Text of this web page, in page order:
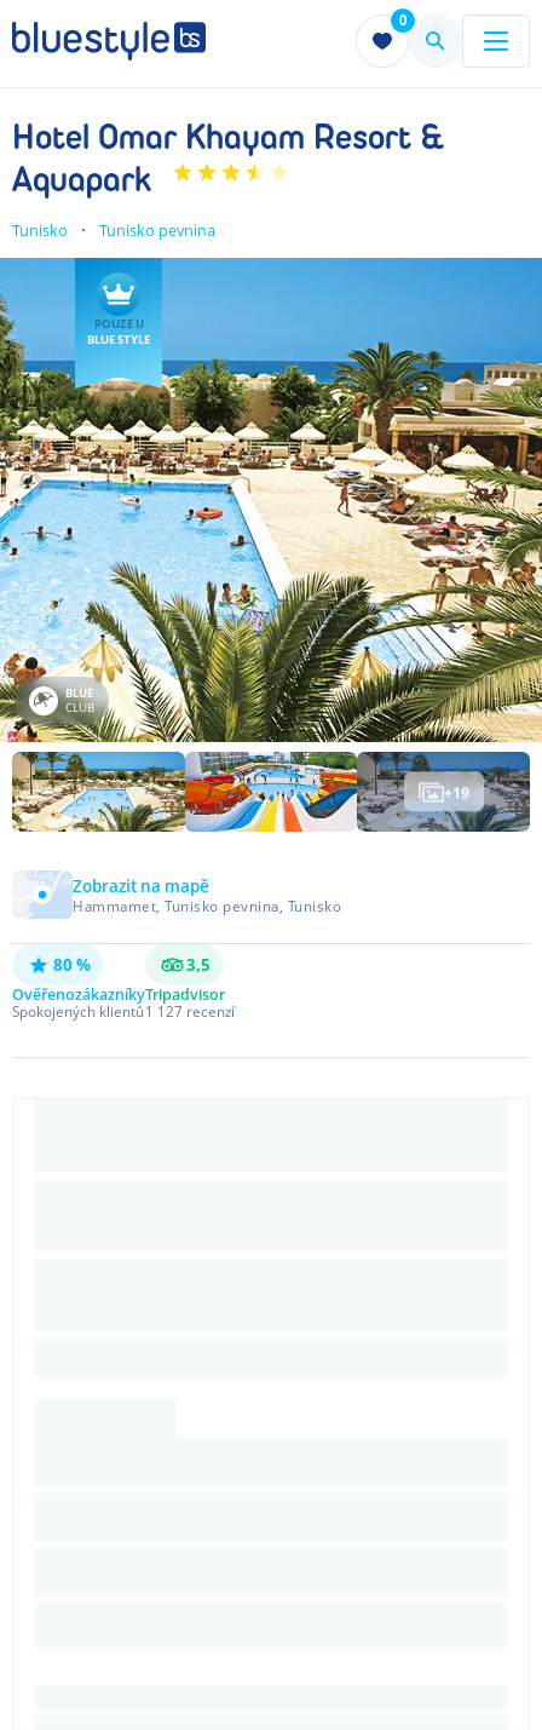
0
Menu Menu
Hotel Omar Khayam Resort &
Aquapark
Tunisko Tunisko pevnina
POUZE U
BLUE STYLE
BLUE
CLUB
+19
Zobrazit na mapě
Hammamet, Tunisko pevnina, Tunisko
80 %
Ověřenozákazníky
Spokojených klientů
3,5
Tripadvisor
1 127 recenzí